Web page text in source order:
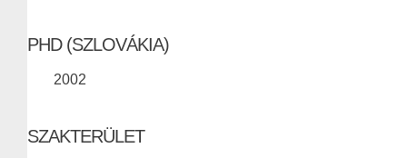
PHD (SZLOVÁKIA)
2002
SZAKTERÜLET